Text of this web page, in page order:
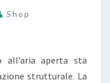
Shop
aperta sta
strutturale. La